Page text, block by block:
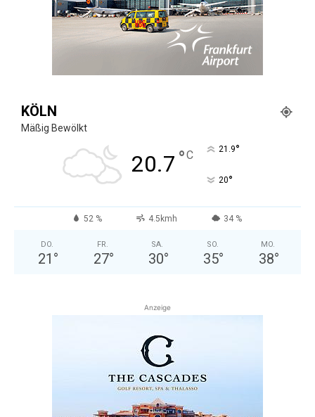
KÖLN
Mäßig Bewölkt
20.7 °C 21.9°
20°
52 % 4.5kmh 34 %
DO.
21 °
FR.
27°
SA.
30°
SO.
35°
MO.
38°
Anzeige